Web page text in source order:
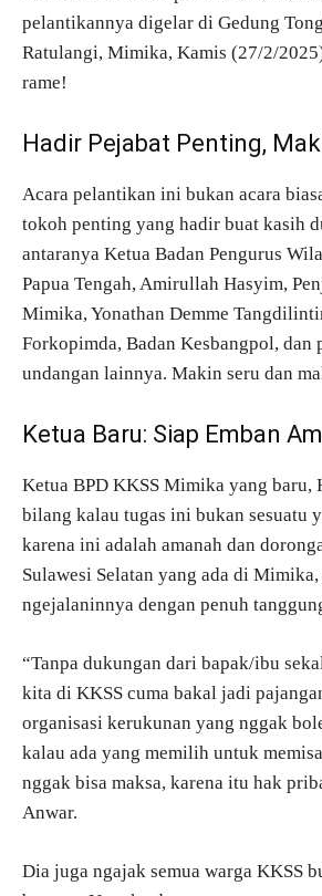
pelantikannya digelar di Gedung
Ratulangi, Mimika, Kamis (27/2/
rame!
Hadir Pejabat Penting,
Acara pelantikan ini bukan acara
tokoh penting yang hadir buat kasih
antaranya Ketua Badan Pengurus
Papua Tengah, Amirullah Hasyim,
Mimika, Yonathan Demme
Forkopimda, Badan Kesbangpol, dan
undangan lainnya. Makin seru dan
Ketua Baru: Siap Emban
Ketua BPD KKSS Mimika yang baru,
bilang kalau tugas ini bukan sesuatu
karena ini adalah amanah dan
Sulawesi Selatan yang ada di
ngejalaninnya dengan penuh
“Tanpa dukungan dari bapak/ibu
kita di KKSS cuma bakal jadi
organisasi kerukunan yang nggak
kalau ada yang memilih untuk
nggak bisa maksa, karena itu hak
Anwar.
Dia juga ngajak semua warga KKSS